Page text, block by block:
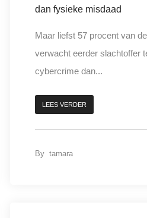
dan fysieke misdaad
Maar liefst 57 procent van
verwacht eerder slachtoffer
cybercrime dan...
LEES VERDER
By tamara